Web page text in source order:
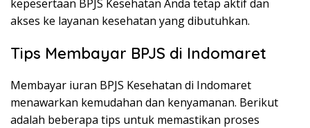
kepesertaan BPJS Kesehatan Anda tetap aktif dan
akses ke layanan kesehatan yang dibutuhkan.
Tips Membayar BPJS di Indomaret
Membayar iuran BPJS Kesehatan di Indomaret
menawarkan kemudahan dan kenyamanan. Berikut
adalah beberapa tips untuk memastikan proses